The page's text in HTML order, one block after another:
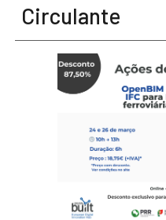
Circulante